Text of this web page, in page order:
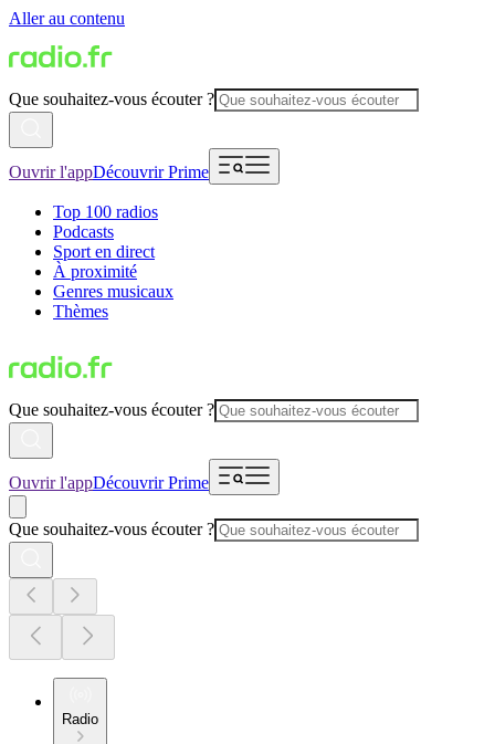
Aller au contenu
Que souhaitez-vous écouter ?
Ouvrir l'appDécouvrir Prime
Top 100 radios
Podcasts
Sport en direct
À proximité
Genres musicaux
Thèmes
Que souhaitez-vous écouter ?
Ouvrir l'appDécouvrir Prime
Que souhaitez-vous écouter ?
Radio